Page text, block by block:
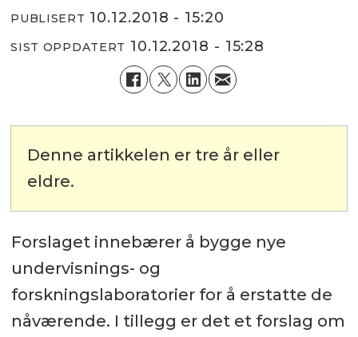
PUBLISERT 10.12.2018 - 15:20
SIST OPPDATERT 10.12.2018 - 15:28
Denne artikkelen er tre år eller
eldre.
Forslaget innebærer å bygge nye
undervisnings- og
forskningslaboratorier for å erstatte de
nåværende. I tillegg er det et forslag om